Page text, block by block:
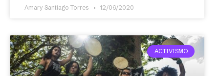
Amary Santiago Torres 12/06/2020
ACTIVISMO